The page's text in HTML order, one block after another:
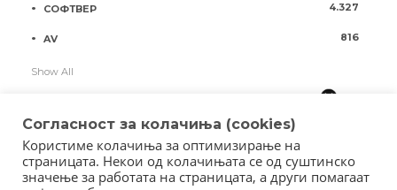
СОФТВЕР 4.327
AV 816
Show All
Согласност за колачиња (cookies)
Користиме колачиња за оптимизирање на
страницата. Некои од колачињата се од суштинско
значење за работата на страницата, а други помагаат